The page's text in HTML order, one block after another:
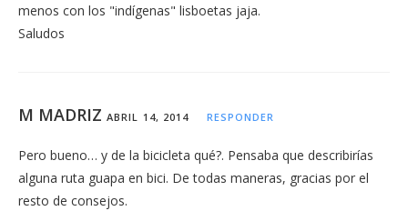
menos con los "indígenas" lisboetas jaja.
Saludos
M MADRIZ ABRIL 14, 2014 RESPONDER
Pero bueno… y de la bicicleta qué?. Pensaba que describirías
alguna ruta guapa en bici. De todas maneras, gracias por el
resto de consejos.